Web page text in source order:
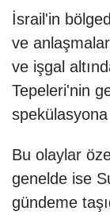
İsrail'in
ve
ve işgal
Tepeleri'nin
Bu olaylar
genelde ise
gündeme